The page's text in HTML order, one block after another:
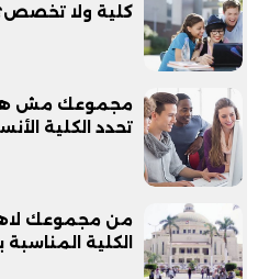
كلية ولا
تحدد الكلية
من مجموعك
الكلية المناسبة